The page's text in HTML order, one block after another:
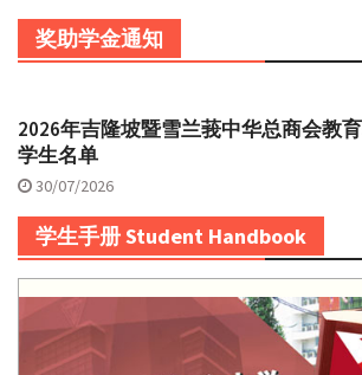
奖助学金通知
2026年吉隆坡暨雪兰莪中华总商会教
学生名单
30/07/2026
学生手册 Student Handbook